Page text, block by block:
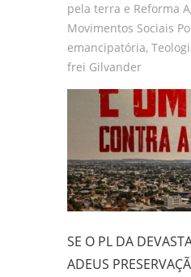
pela terra e Reforma
Movimentos Sociais
emancipatória,
frei Gilvander
SE O PL DA
ADEUS